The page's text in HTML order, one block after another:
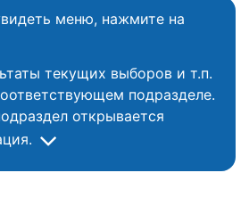
меню, нажмите на
текущих выборов и т.п.
подразделе.
открывается